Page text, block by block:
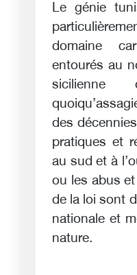
Le génie
domaine
entourés au
sicilienne
des
pratiques et
au sud et à
ou les abus
de la loi sont
nationale et
nature.